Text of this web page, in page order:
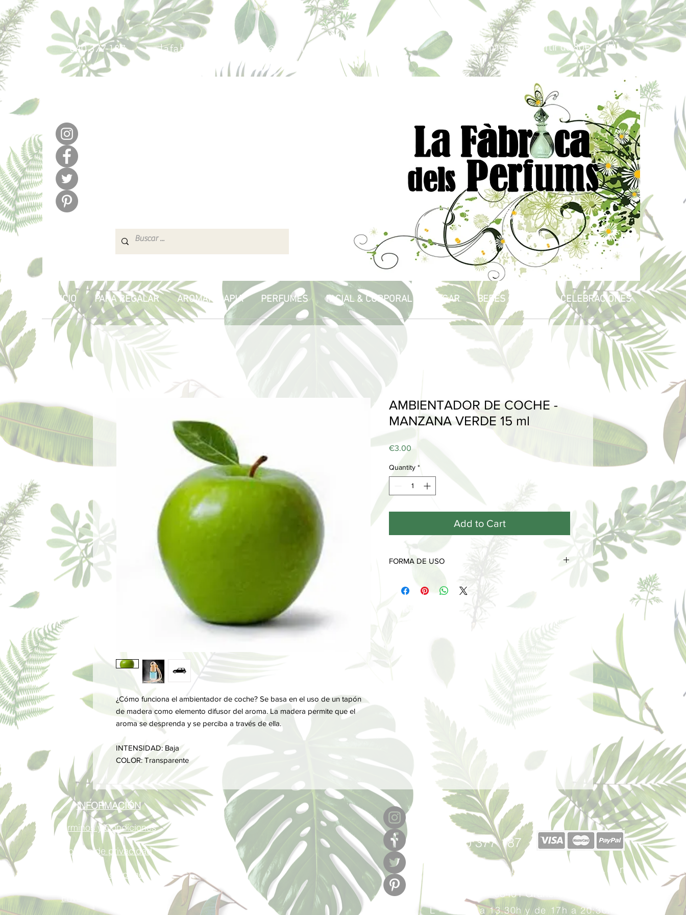
640 377 187
lafabricadelsperfums@gmail.co
Portes pagados a partir de 80€
INICIO PARA REGALAR AROMATERAPIA PERFUMES FACIAL & CORPORAL HOGAR BEBÉS & NIÑOS CELEBRACIONES
¿Cómo funciona el ambientador de coche? Se basa en el uso de un tapón
de madera como elemento difusor del aroma. La madera permite que el
aroma se desprenda y se perciba a través de ella.
INTENSIDAD: Baja
COLOR: Transparente
AMBIENTADOR DE COCHE -
MANZANA VERDE 15 ml
€3.00
Quantity *
Add to Cart
FORMA DE USO
plástico interior. Después se debe roscar de nuevo el
INFORMACIÓN
Términos y Condiciones
Política de privacidad
Métodos de pago
Envíos y Devoluciones
640 377 187
lafabricadelsperfums@gmail.com
C/ Museu, 17 - 08401 Granollers (Barcelona)
L - V: 10h a 13.30h y de 17h a 20:30h.